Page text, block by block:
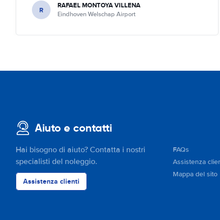
R RAFAEL MONTOYA VILLENA
Eindhoven Welschap Airport
Aiuto e contatti
Hai bisogno di aiuto? Contatta i nostri
specialisti del noleggio.
Assistenza clienti
FAQs
Assistenza
Mappa del sito